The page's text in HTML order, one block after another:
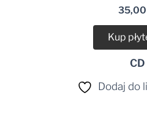
35,00
Kup
CD
Dodaj do